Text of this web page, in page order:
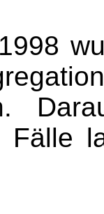
Fälle